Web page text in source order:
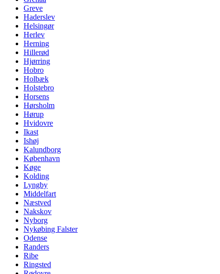
Greve
Haderslev
Helsingør
Herlev
Herning
Hillerød
Hjørring
Hobro
Holbæk
Holstebro
Horsens
Hørsholm
Hørup
Hvidovre
Ikast
Ishøj
Kalundborg
København
Køge
Kolding
Lyngby
Middelfart
Næstved
Nakskov
Nyborg
Nykøbing Falster
Odense
Randers
Ribe
Ringsted